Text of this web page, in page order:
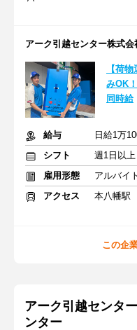
アーク引越センター株式
【荷
みOK
同時給
給与
日給1万
シフト
週1日以
雇用形態
アルバイ
アクセス
本八幡駅
この企
アーク引越センタ
ンター